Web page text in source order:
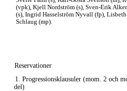
(vpk), Kjell Nordström (s), Sven-Erik
(s), Ingrid Hasselström Nyvall (fp),
Schlaug (mp).
Reservationer
1. Progressionsklausuler (mom. 2 och
del)